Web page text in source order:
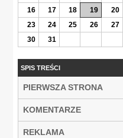
16
17 18 19 20
23
24 25 26 27
30
31
SPIS TREŚCI
PIERWSZA STRONA
KOMENTARZE
REKLAMA